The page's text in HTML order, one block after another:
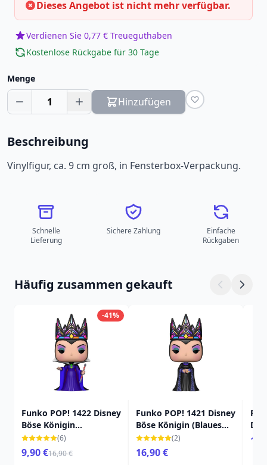
Dieses Angebot ist nicht mehr verfügbar.
Verdienen Sie 0,77 € Treueguthaben
Kostenlose Rückgabe für 30 Tage
Menge
1 Hinzufügen
Beschreibung
Vinylfigur, ca. 9 cm groß, in Fensterbox-Verpackung.
Schnelle
Lieferung
Sichere Zahlung
Einfache
Rückgaben
Häufig zusammen gekauft
-41%
Funko POP! 1422 Disney
Böse Königin
(Schwarzes und Lila
Kleid) 9 cm
(6)
9,90 €16,90 €
Funko POP! 1421 Disney
Böse Königin (Blaues
und schwarzes Kleid) 9
cm
(2)
16,90 €